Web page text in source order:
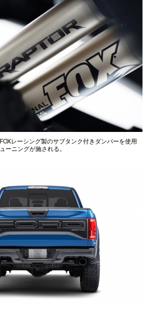
レーシング製のサブタンク付きダンパーを使用
ーニングが施される。